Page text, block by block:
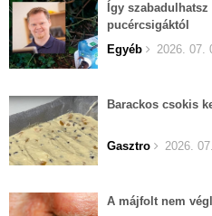
Így
pucércsigáktól
Egyéb
2026. 07.
Barackos csokis
Gasztro 2026.
A májfolt nem